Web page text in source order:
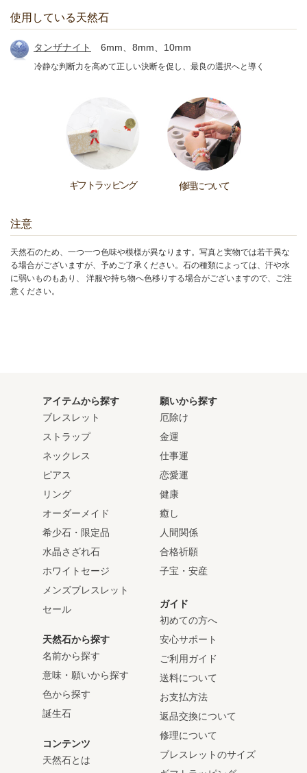
使用している天然石
タンザナイト 6mm、8mm、10mm
冷静な判断力を高めて正しい決断を促し、最良の選択へと導く
ギフトラッピング 修理について
注意
天然石のため、一つ一つ色味や模様が異なります。写真と実物では若干異な
る場合がございますが、予めご了承ください。石の種類によっては、汗や水
に弱いものもあり、 洋服や持ち物へ色移りする場合がございますので、ご注
意ください。
アイテムから探す
ブレスレット
ストラップ
ネックレス
ピアス
リング
オーダーメイド
希少石・限定品
水晶さざれ石
ホワイトセージ
メンズブレスレット
セール
願いから探す
厄除け
金運
仕事運
恋愛運
健康
癒し
人間関係
合格祈願
子宝・安産
天然石から探す
名前から探す
意味・願いから探す
色から探す
誕生石
コンテンツ
天然石とは
ガイド
初めての方へ
安心サポート
ご利用ガイド
送料について
お支払方法
返品交換について
修理について
ブレスレットのサイズ